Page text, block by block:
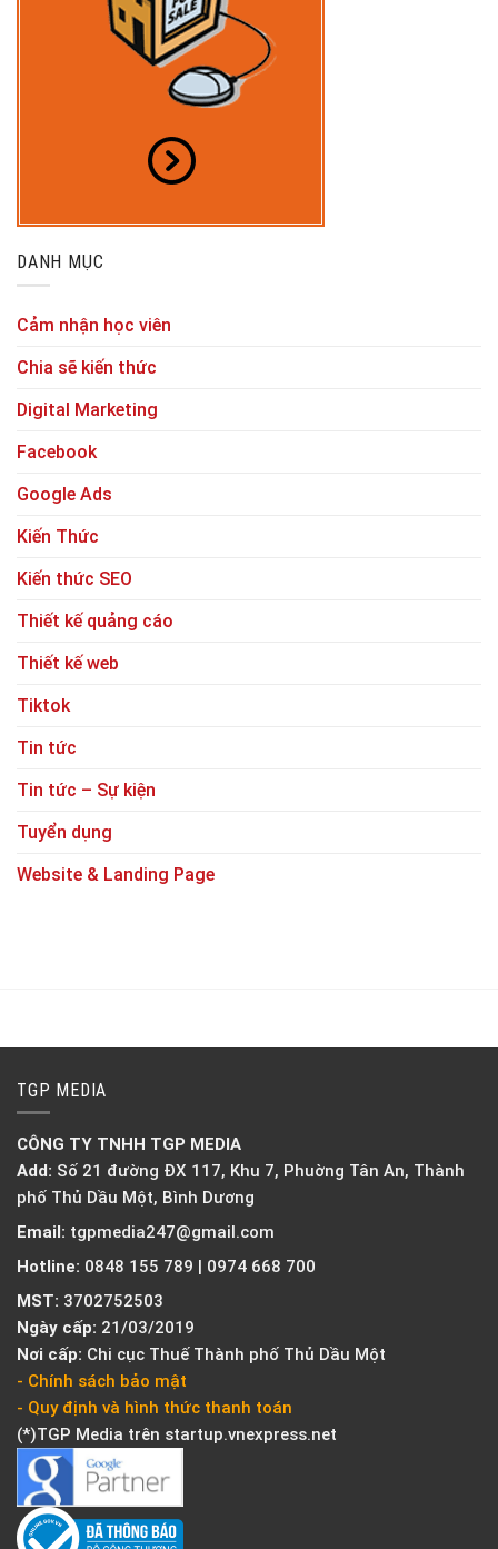
DANH MỤC
Cảm nhận học viên
Chia sẽ kiến thức
Digital Marketing
Facebook
Google Ads
Kiến Thức
Kiến thức SEO
Thiết kế quảng cáo
Thiết kế web
Tiktok
Tin tức
Tin tức – Sự kiện
Tuyển dụng
Website & Landing Page
TGP MEDIA
CÔNG TY TNHH TGP MEDIA
Add: Số 21 đường ĐX 117, Khu 7, Phuờng Tân An, Thành
phố Thủ Dầu Một, Bình Dương
Email: tgpmedia247@gmail.com
Hotline: 0848 155 789 | 0974 668 700
MST: 3702752503
Ngày cấp: 21/03/2019
Nơi cấp: Chi cục Thuế Thành phố Thủ Dầu Một
- Chính sách bảo mật
- Quy định và hình thức thanh toán
(*)TGP Media trên startup.vnexpress.net